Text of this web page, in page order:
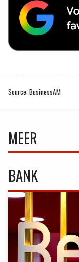
Source: BusinessAM
MEER
BANK